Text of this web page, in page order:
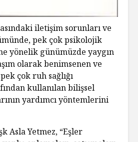
iletişim sorunları ve
pek çok psikolojik
yönelik günümüzde yaygın
olarak benimsenen ve
çok ruh sağlığı
kullanılan bilişsel
yardımcı yöntemlerini
Asla Yetmez, “Eşler